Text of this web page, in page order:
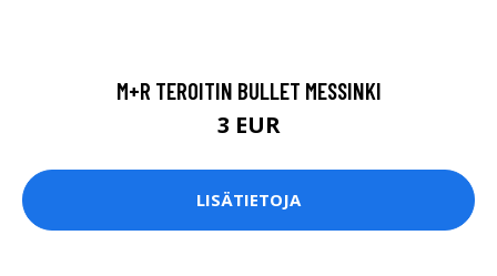
M+R TEROITIN BULLET MESSINKI
3 EUR
LISÄTIETOJA